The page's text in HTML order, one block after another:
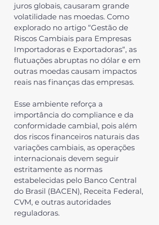
juros globais, causaram grande
volatilidade nas moedas. Como
explorado no artigo “Gestão de
Riscos Cambiais para Empresas
Importadoras e Exportadoras“, as
flutuações abruptas no dólar e em
outras moedas causam impactos
reais nas finanças das empresas.
Esse ambiente reforça a
importância do compliance e da
conformidade cambial, pois além
dos riscos financeiros naturais das
variações cambiais, as operações
internacionais devem seguir
estritamente as normas
estabelecidas pelo Banco Central
do Brasil (BACEN), Receita Federal,
CVM, e outras autoridades
reguladoras.